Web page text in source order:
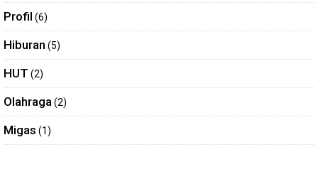
Profil (6)
Hiburan (5)
HUT (2)
Olahraga (2)
Migas (1)